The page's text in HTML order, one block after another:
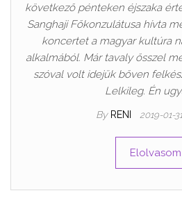
következő pénteken éjszaka
Sanghaji Főkonzulátusa hívta
koncertet a magyar kultúra
alkalmából. Már tavaly ősszel
szóval volt idejük bőven
Lelkileg. Én
By RENI 2019-01-31
Elolvasom